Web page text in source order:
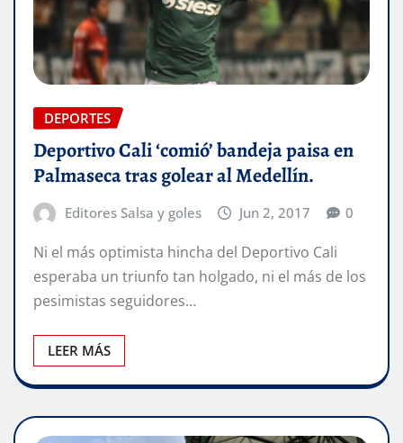
DEPORTES
Deportivo Cali ‘comió’ bandeja paisa en
Palmaseca tras golear al Medellín.
Editores Salsa y goles Jun 2, 2017 0
Ni el más optimista hincha del Deportivo Cali
esperaba un triunfo tan holgado, ni el más de los
pesimistas seguidores…
LEER MÁS